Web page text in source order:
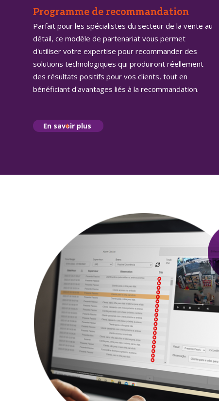
Programme de recommandation
Parfait pour les spécialistes du secteur de la vente au
détail, ce modèle de partenariat vous permet
d'utiliser votre expertise pour recommander des
solutions technologiques qui produiront réellement
des résultats positifs pour vos clients, tout en
bénéficiant d'avantages liés à la recommandation.
En savoir plus